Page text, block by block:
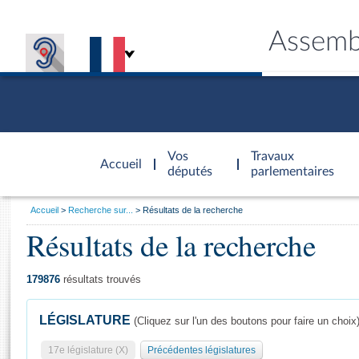
Accueil
d'accueil
Vos
députés
Travaux
parlementaires
Général
Vous
Accueil Recherche sur... Résultats de la recherche
Résultats de la recherche
179876 résultats trouvés
LÉGISLATURE (Cliquez sur l'un des boutons pour faire un choix)
17e législature (X) Précédentes législatures